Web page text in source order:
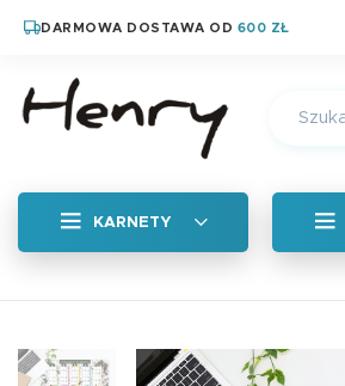
DARMOWA DOSTAWA OD 600 ZŁ
KARNETY